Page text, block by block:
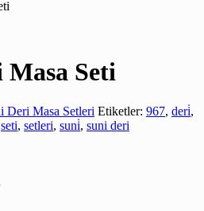
Masa Seti
Deri Masa Setleri Etiketler: 967, deri̇,
seti, setleri, suni̇, suni deri